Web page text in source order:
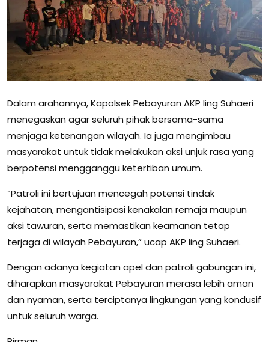
Dalam arahannya, Kapolsek Pebayuran AKP Iing Suhaeri
menegaskan agar seluruh pihak bersama-sama
menjaga ketenangan wilayah. Ia juga mengimbau
masyarakat untuk tidak melakukan aksi unjuk rasa yang
berpotensi mengganggu ketertiban umum.
“Patroli ini bertujuan mencegah potensi tindak
kejahatan, mengantisipasi kenakalan remaja maupun
aksi tawuran, serta memastikan keamanan tetap
terjaga di wilayah Pebayuran,” ucap AKP Iing Suhaeri.
Dengan adanya kegiatan apel dan patroli gabungan ini,
diharapkan masyarakat Pebayuran merasa lebih aman
dan nyaman, serta terciptanya lingkungan yang kondusif
untuk seluruh warga.